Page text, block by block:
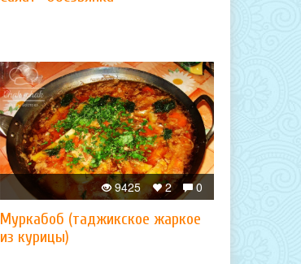
0
2
9425
Муркабоб (таджикское жаркое
из курицы)